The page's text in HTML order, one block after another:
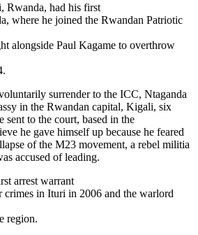
Rwanda, had his first
where he joined the Rwandan Patriotic
alongside Paul Kagame to overthrow
surrender to the ICC, Ntaganda
in the Rwandan capital, Kigali, six
sent to the court, based in the
he gave himself up because he feared
of the M23 movement, a rebel militia
accused of leading.
arrest warrant
crimes in Ituri in 2006 and the warlord
region.